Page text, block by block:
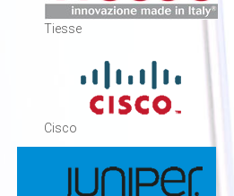
Tiesse
Cisco